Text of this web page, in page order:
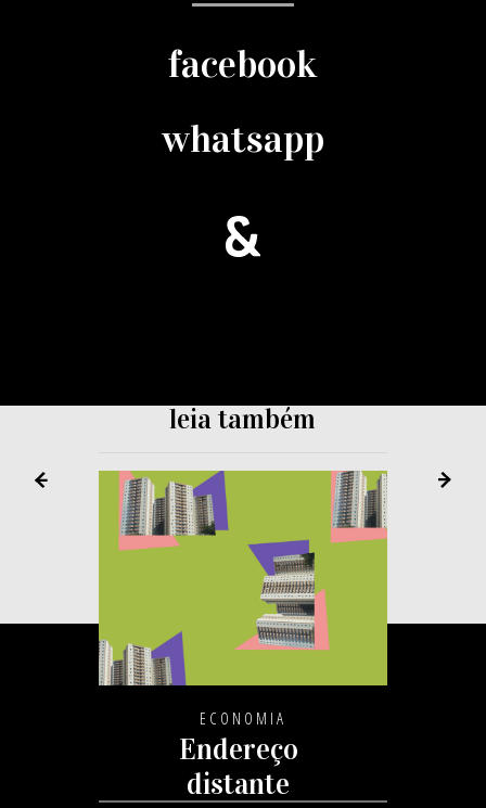
facebook
whatsapp
leia também
ECONOMIA
Endereço
distante